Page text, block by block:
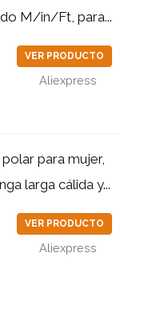
M/in/Ft, para...
VER PRODUCTO
Aliexpress
para mujer,
larga cálida y...
VER PRODUCTO
Aliexpress